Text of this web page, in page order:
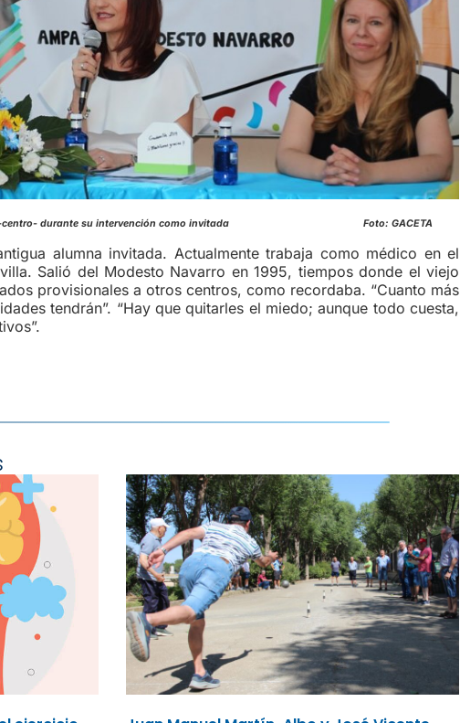
Nieto -centro- durante su intervención como invitada Foto: GACETA
alumna invitada. Actualmente trabaja como médico en el
Salió del Modesto Navarro en 1995, tiempos donde el viejo
provisionales a otros centros, como recordaba. “Cuanto más
tendrán”. “Hay que quitarles el miedo; aunque todo cuesta,